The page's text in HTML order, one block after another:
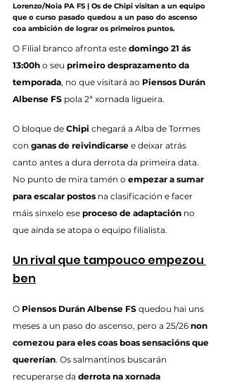
Lorenzo/Noia PA FS | Os de Chipi visitan a un equipo
que o curso pasado quedou a un paso do ascenso
coa ambición de lograr os primeiros puntos.
O Filial branco afronta este domingo 21 ás
13:00h o seu primeiro desprazamento da
temporada, no que visitará ao Piensos Durán
Albense FS pola 2ª xornada ligueira.
O bloque de Chipi chegará a Alba de Tormes
con ganas de reivindicarse e deixar atrás
canto antes a dura derrota da primeira data.
No punto de mira tamén o empezar a sumar
para escalar postos na clasificación e facer
máis sinxelo ese proceso de adaptación no
que aínda se atopa o equipo filialista.
Un rival que tampouco empezou
ben
O Piensos Durán Albense FS quedou hai uns
meses a un paso do ascenso, pero a 25/26 non
comezou para eles coas boas sensacións que
quererían. Os salmantinos buscarán
recuperarse da derrota na xornada